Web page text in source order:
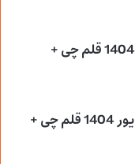
دانلود آزمون 3 مرداد 1404 قلم چی +
دانلود آزمون 14 شهریور 1404 قلم چی +